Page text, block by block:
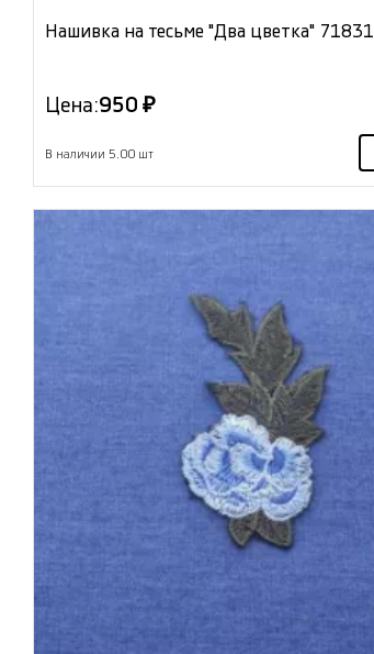
Нашивка на тесьме "Два цветка" 71831
Цена:950 ₽
В наличии 5.00 шт